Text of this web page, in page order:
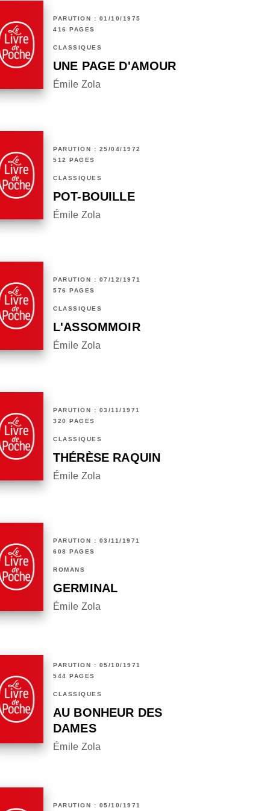
PARUTION : 01/10/1975
416 PAGES
CLASSIQUES
UNE PAGE D'AMOUR
Émile Zola
PARUTION : 25/04/1972
512 PAGES
CLASSIQUES
POT-BOUILLE
Émile Zola
PARUTION : 07/12/1971
576 PAGES
CLASSIQUES
L'ASSOMMOIR
Émile Zola
PARUTION : 03/11/1971
320 PAGES
CLASSIQUES
THÉRÈSE RAQUIN
Émile Zola
PARUTION : 03/11/1971
608 PAGES
ROMANS
GERMINAL
Émile Zola
PARUTION : 05/10/1971
544 PAGES
CLASSIQUES
AU BONHEUR DES
DAMES
Émile Zola
PARUTION : 05/10/1971